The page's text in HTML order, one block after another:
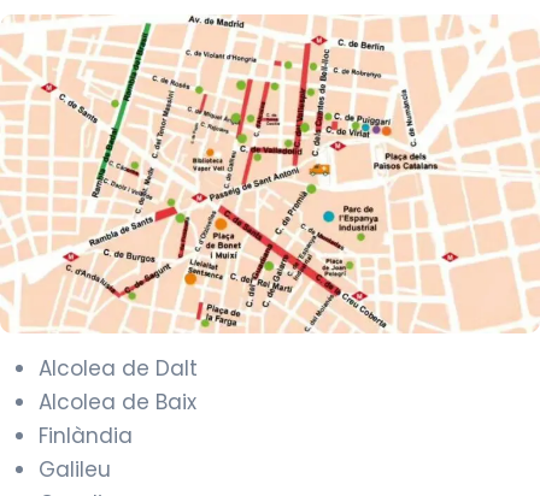
Alcolea de Dalt
Alcolea de Baix
Finlàndia
Galileu